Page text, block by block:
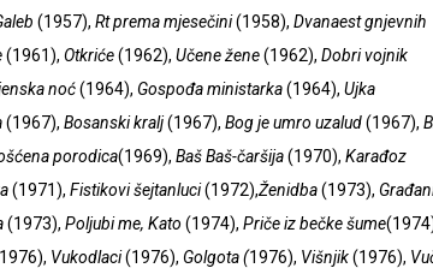
(1957), Rt prema mjesečini(1958), Dvanaest gnjevnih
(1961), Otkriće(1962), Učene žene(1962), Dobri vojnik
noć(1964), Gospođa ministarka(1964), Ujka
(1967), Bosanski kralj(1967), Bog je umro uzalud(1967),
porodica(1969), Baš Baš-čaršija(1970), Karađoz
(1971), Fistikovi šejtanluci(1972),Ženidba(1973),
(1973), Poljubi me, Kato (1974), Priče iz bečke šume
Vukodlaci(1976), Golgota (1976), Višnjik(1976),